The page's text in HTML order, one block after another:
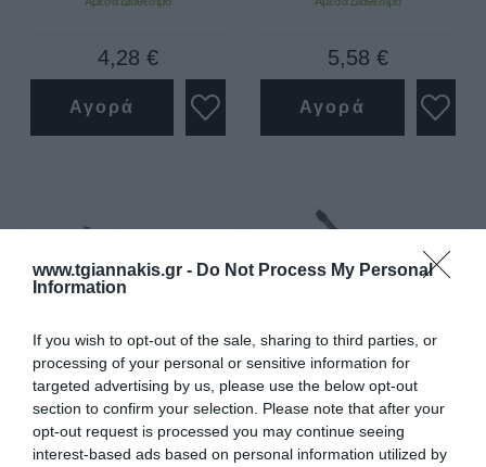
www.tgiannakis.gr - Do Not Process My Personal
Information
If you wish to opt-out of the sale, sharing to third parties, or
processing of your personal or sensitive information for
targeted advertising by us, please use the below opt-out
section to confirm your selection. Please note that after your
opt-out request is processed you may continue seeing
interest-based ads based on personal information utilized by
4,28 €
Αγορά
5,58 €
Αγορά
Κατσαβίδι Ph 3*200mm
Champion
Κατσαβίδι ίσιο 6*100
Champion